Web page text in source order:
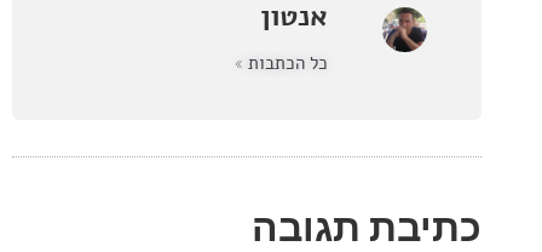
אנטון
תגובה